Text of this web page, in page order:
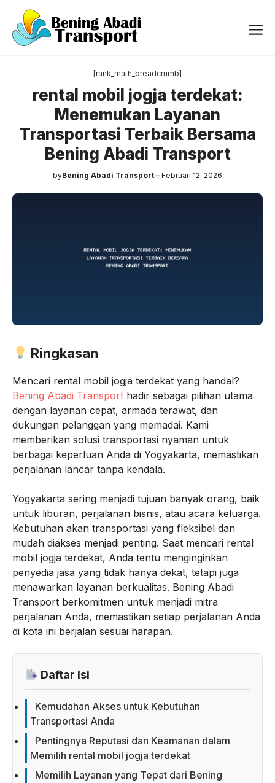
Langsung
[rank_math_breadcrumb]
rental mobil jogja terdekat:
Menemukan Layanan
Transportasi Terbaik Bersama
Bening Abadi Transport
byBening Abadi Transport Februari 12, 2026
Ringkasan
Mencari rental mobil jogja terdekat yang handal?
Bening Abadi Transport hadir sebagai pilihan utama
dengan layanan cepat, armada terawat, dan
dukungan pelanggan yang memadai. Kami
memberikan solusi transportasi nyaman untuk
berbagai keperluan Anda di Yogyakarta, memastikan
perjalanan lancar tanpa kendala.
Yogyakarta sering menjadi tujuan banyak orang, baik
untuk liburan, perjalanan bisnis, atau acara keluarga.
Kebutuhan akan transportasi yang fleksibel dan
mudah diakses menjadi penting. Saat mencari rental
mobil jogja terdekat, Anda tentu menginginkan
penyedia jasa yang tidak hanya dekat, tetapi juga
menawarkan layanan berkualitas. Bening Abadi
Transport berkomitmen untuk menjadi mitra
perjalanan Anda, memastikan setiap perjalanan Anda
di kota ini berjalan sesuai harapan.
Daftar Isi
Kemudahan Akses untuk Kebutuhan
Transportasi Anda
Pentingnya Reputasi dan Keamanan dalam
Memilih rental mobil jogja terdekat
Memilih Layanan yang Tepat dari Bening